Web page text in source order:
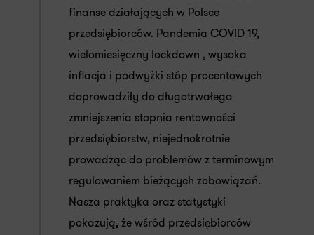
finanse działających w Polsce
przedsiębiorców. Pandemia COVID 19,
wielomiesięczny lockdown , wysoka
inflacja i podwyżki stóp procentowych
doprowadziły do długotrwałego
zmniejszenia stopnia rentowności
przedsiębiorstw, niejednokrotnie
prowadząc do problemów z terminowym
regulowaniem bieżących zobowiązań.
Nasza praktyka oraz statystyki
pokazują, że wśród przedsiębiorców